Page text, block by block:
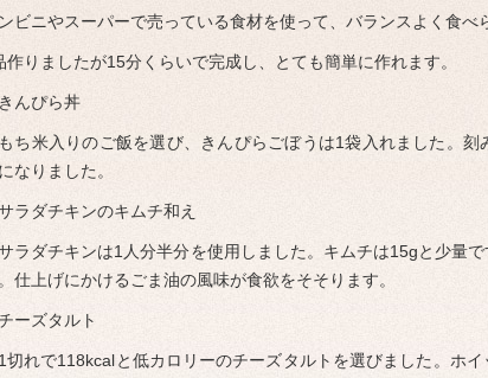
ビニやスーパーで売っている食材を使って、バランスよく食べ
作りましたが15分くらいで完成し、とても簡単に作れます。
んぴら丼
ち米入りのご飯を選び、きんぴらごぼうは1袋入れました。
なりました。
ラダチキンのキムチ和え
ラダチキンは1人分半分を使用しました。キムチは15gと少量
仕上げにかけるごま油の風味が食欲をそそります。
ーズタルト
れで118kcalと低カロリーのチーズタルトを選びました。ホ